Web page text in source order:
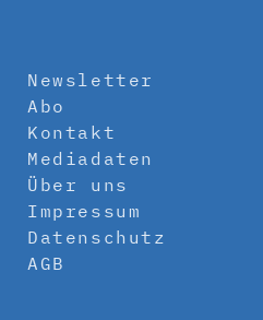
Newsletter
Abo
Kontakt
Mediadaten
Über uns
Impressum
Datenschutz
AGB